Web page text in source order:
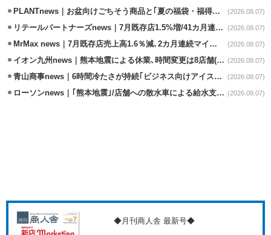
PLANTnews｜お盆向けごちそう商品と｢夏の福袋・福得カート｣8/8から開催 (2026.08.07)
リテールパートナーズnews｜7月既存店1.5%増/41カ月連続増 (2026.08.07)
MrMax news｜7月既存店売上高1.6％減､2カ月連続マイナス (2026.08.07)
イオン九州news｜熊本地震による休業､時間変更は8店舗(8/7時点) (2026.08.07)
青山商事news｜6時間冷たさが持続｢ビジネス向けアイスベスト｣発売 (2026.08.07)
ローソンnews｜｢熊本地震｣/店舗への散水車による給水支援を開始 (2026.08.07)
◆月刊商人舎 最新号◆